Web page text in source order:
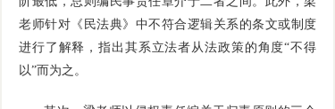
老师针对《民法典》中不符合逻辑关系的条文或制度
进行了解释，指出其系立法者从法政策的角度“不得
以”而为之。